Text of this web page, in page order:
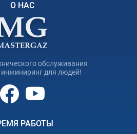
О НАС
обслуживания
инжиниринг для людей!
РАБОТЫ